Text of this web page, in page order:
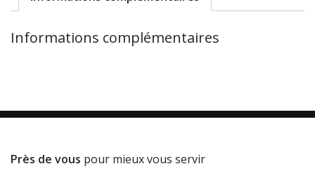
Informations complémentaires
Près de vous pour mieux vous servir